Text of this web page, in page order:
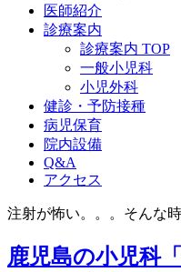
医師紹介
診療案内
診療案内 TOP
一般小児科
小児外科
健診・予防接種
病児保育
院内設備
Q&A
アクセス
注射が怖い。。。そんな
鹿児島の小児科